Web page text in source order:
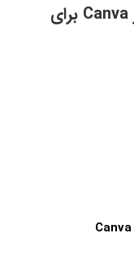
آنچه در آموزش اصول طراحی در Canva برای
Canva